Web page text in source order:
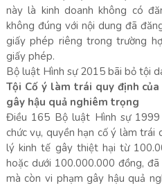
này là kinh doanh không có
không đúng với nội dung đã
giấy phép riêng trong trường
giấy phép.
Bộ luật Hình sự 2015 bãi bỏ tội
Tội Cố ý làm trái quy định
gây hậu quả nghiêm trọng
Điều 165 Bộ luật Hình sự
chức vụ, quyền hạn cố ý làm trái
lý kinh tế gây thiệt hại từ
hoặc dưới 100.000.000 đồng,
mà còn vi phạm gây hậu quả